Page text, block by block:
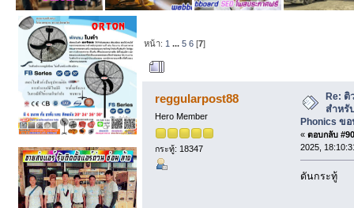
หน้า: 1 ...5 6 [7]
Phonics ขอนแก่น, สอน โฟนิกส์* (อ่าน
reggularpost88
Hero Member
กระทู้: 18347
Re: ติ
สำหรั
Phonics ข
« ตอบกลับ
2025,
ดันกระทู้